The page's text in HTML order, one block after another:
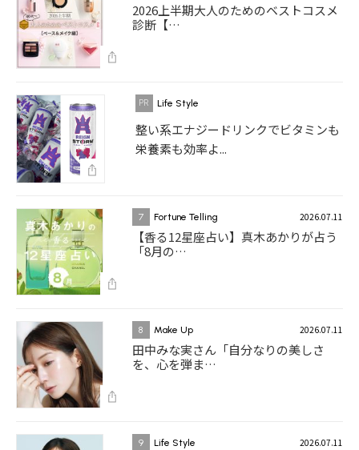
2026上半期大人のためのベストコスメ
診断【…
Life Style
整い系エナジードリンクでビタミンも
栄養素も効率よ...
7 Fortune Telling 2026.07.11
【香る12星座占い】真木あかりが占う
「8月の…
8 Make Up 2026.07.11
田中みな実さん「自分なりの美しさ
を、心を弾ま…
9 Life Style 2026.07.11